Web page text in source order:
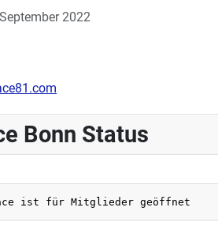
2022
02.04.2023 Handarbeitstreff
HAPPY BIRTHDAY MAKERSPACE BONN
Bonn Status